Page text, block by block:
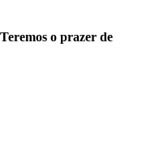
o prazer de